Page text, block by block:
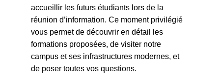
accueillir les futurs étudiants lors de la
réunion d’information. Ce moment privilégié
vous permet de découvrir en détail les
formations proposées, de visiter notre
campus et ses infrastructures modernes, et
de poser toutes vos questions.